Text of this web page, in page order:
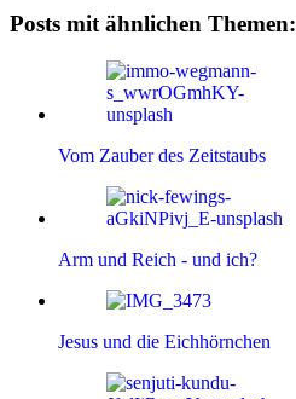
Posts mit ähnlichen Themen:
Vom Zauber des Zeitstaubs
Arm und Reich - und ich?
Jesus und die Eichhörnchen